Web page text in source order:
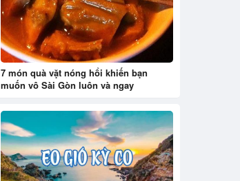
7 món quà vặt nóng hổi khiến bạn
muốn vô Sài Gòn luôn và ngay